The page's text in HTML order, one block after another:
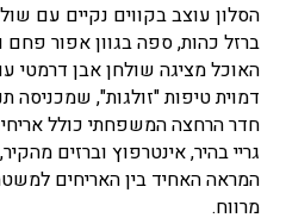
הסלון עוצב בקווים נקיים עם
ברזל כהות, ספה בגוון אפור פחם
האוכל מציגה שולחן אבן דרמטי
דמוית טיפות "זולגות", שמכניסה
חדר הרחצה המשפחתי כולל
גריי בהיר, אינטרפוץ וברזים
המראה האחיד בין האריחים
מרווח.